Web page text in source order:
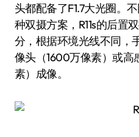
头都配备了F1.7大光圈。
种双摄方案，R11s的后置
分，根据环境光线不同，
像头（1600万像素）或
素）成像。